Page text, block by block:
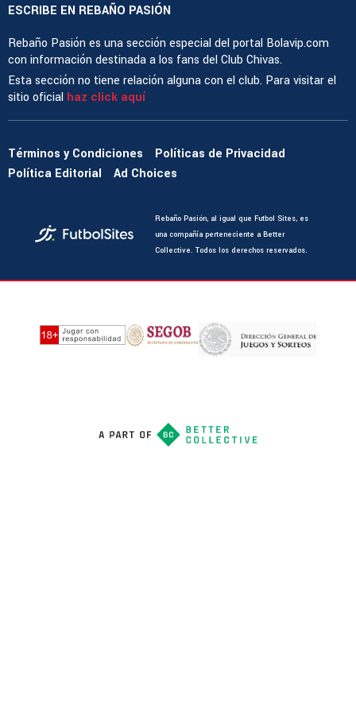
ESCRIBE EN REBAÑO PASIÓN
Rebaño Pasión es una sección especial del portal Bolavip.com
con información destinada a los fans del Club Chivas.
Esta sección no tiene relación alguna con el club. Para visitar el
sitio oficial haz click aquí
Términos y Condiciones
Políticas de Privacidad
Política Editorial
Ad Choices
Rebaño Pasión, al igual que Futbol Sites, es
una compañía perteneciente a Better
Collective. Todos los derechos reservados.